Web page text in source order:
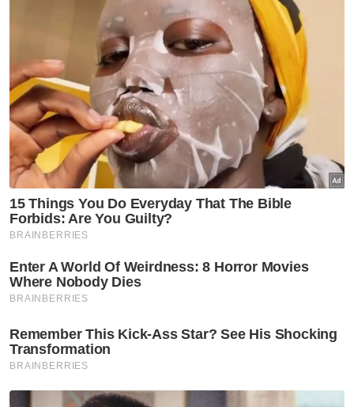
Yew meneruskan kemaraan selepas
menewaskan Lakshya Sen dari India 21-7, 23-
Muat turun aplikasi Sinar Harian.
Klik di sini!
Badminton
BAC 2023
Tiket aksi Malaysia-Filipina